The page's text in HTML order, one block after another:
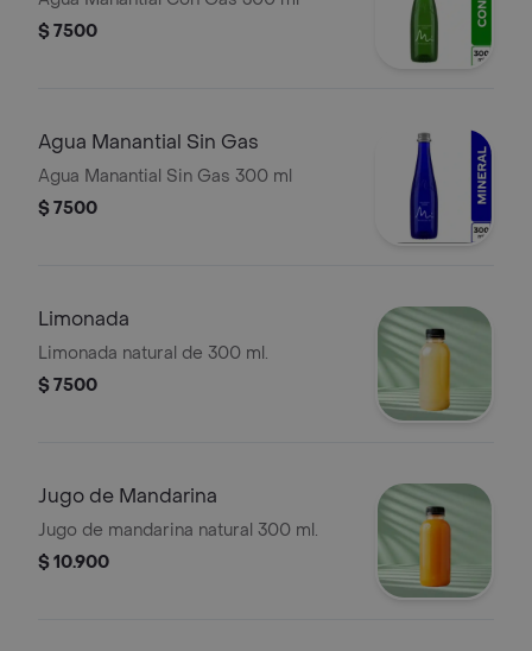
$ 7500
Agua Manantial Sin Gas
Agua Manantial Sin Gas 300 ml
$ 7500
Limonada
Limonada natural de 300 ml.
$ 7500
Jugo de Mandarina
Jugo de mandarina natural 300 ml.
$ 10.900